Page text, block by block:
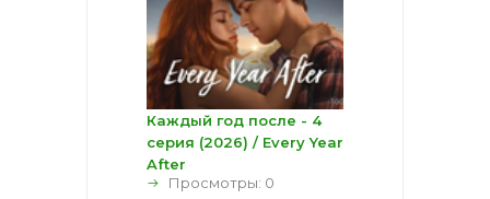
Каждый год после - 4
серия (2026) / Every Year
After
Просмотры: 0